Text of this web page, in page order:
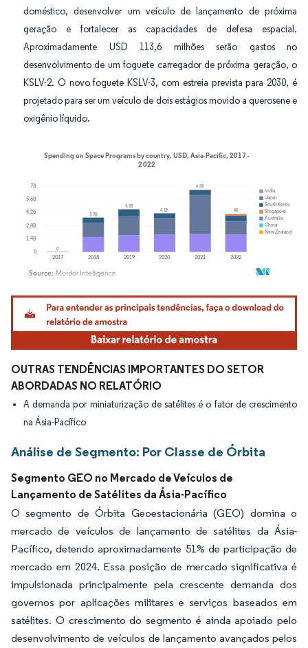
doméstico, desenvolver um veículo de lançamento de próxima
geração e fortalecer as capacidades de defesa espacial.
Aproximadamente USD 113,6 milhões serão gastos no
desenvolvimento de um foguete carregador de próxima geração, o
KSLV-2. O novo foguete KSLV-3, com estreia prevista para 2030, é
projetado para ser um veículo de dois estágios movido a querosene e
oxigênio líquido.
Imagem © Mordor Intelligence. O reuso requer atribuição conforme CC BY 4.0.
OUTRAS TENDÊNCIAS IMPORTANTES DO SETOR
ABORDADAS NO RELATÓRIO
A demanda por miniaturização de satélites é o fator de crescimento
na Ásia-Pacífico
Análise de Segmento: Por Classe de Órbita
Segmento GEO no Mercado de Veículos de
Lançamento de Satélites da Ásia-Pacífico
O segmento de Órbita Geoestacionária (GEO) domina o
mercado de veículos de lançamento de satélites da Ásia-
Pacífico, detendo aproximadamente 51% de participação de
mercado em 2024. Essa posição de mercado significativa é
impulsionada principalmente pela crescente demanda dos
governos por aplicações militares e serviços baseados em
satélites. O crescimento do segmento é ainda apoiado pelo
desenvolvimento de veículos de lançamento avançados pelos